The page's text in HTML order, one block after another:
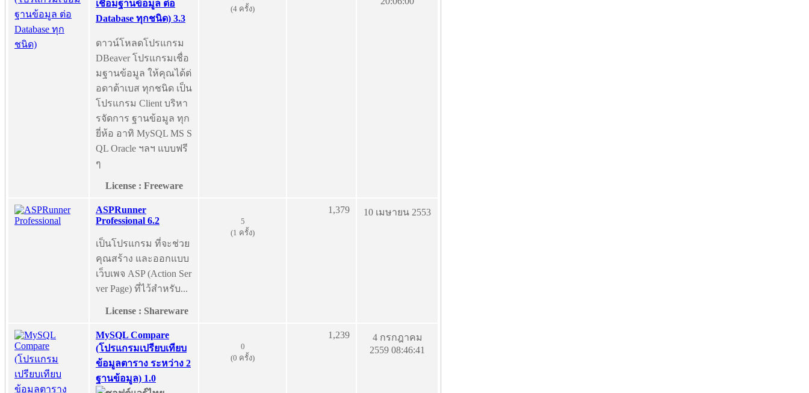
เชื่อมฐานข้อมูล ต่อ
Database ทุกชนิด) 3.3
ดาวน์โหลดโปรแกรม
DBeaver โปรแกรมเชื่อ
มฐานข้อมูล ให้คุณได้ต่
อดาต้าเบส ทุกชนิด เป็น
โปรแกรม Client บริหา
รจัดการ ฐานข้อมูล ทุก
ยี่ห้อ อาทิ MySQL MS S
QL Oracle ฯลฯ แบบฟรี
ๆ
License : Freeware
(4 ครั้ง)
ASPRunner
Professional 6.2
เป็นโปรแกรม ที่จะช่วย
คุณสร้าง และออกแบบ
เว็บเพจ ASP (Action Ser
ver Page) ที่ไว้สำหรับ...
License : Shareware
5
(1 ครั้ง)
1,379 10 เมษายน 2553
MySQL Compare
(โปรแกรมเปรียบเทียบ
ข้อมูลตาราง ระหว่าง 2
ฐานข้อมูล) 1.0
0
(0 ครั้ง)
1,239
4 กรกฎาคม
2559 08:46:41